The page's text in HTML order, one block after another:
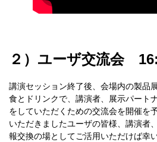
２）ユーザ交流会
講演セッション終了後、会場内の製品
食とドリンクで、講演者、展示パート
をしていただくための交流会を開催を
いただきましたユーザの皆様、講演者
報交換の場としてご活用いただけば幸い